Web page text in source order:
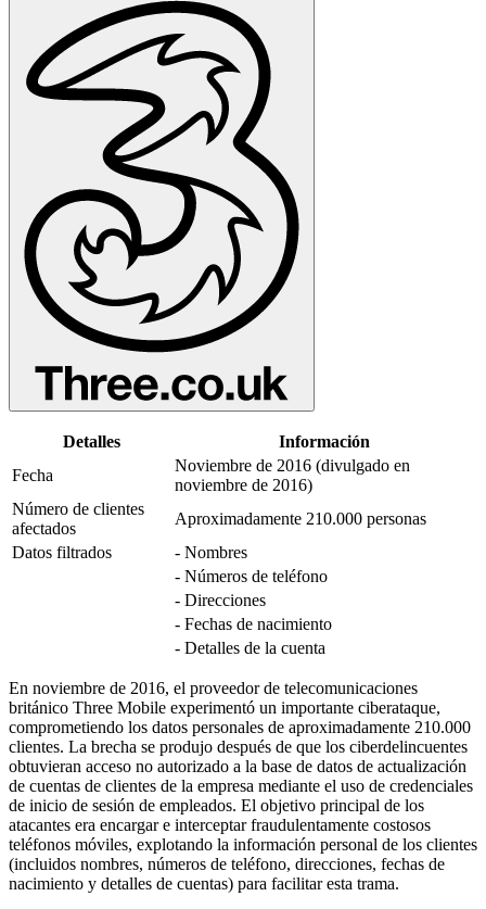
Detalles
Información
Fecha
Noviembre de 2016 (divulgado en
noviembre de 2016)
Número de clientes
afectados
Aproximadamente 210.000 personas
Datos filtrados
- Nombres
- Números de teléfono
- Direcciones
- Fechas de nacimiento
- Detalles de la cuenta
En noviembre de 2016, el proveedor de telecomunicaciones
británico Three Mobile experimentó un importante ciberataque,
comprometiendo los datos personales de aproximadamente 210.000
clientes. La brecha se produjo después de que los ciberdelincuentes
obtuvieran acceso no autorizado a la base de datos de actualización
de cuentas de clientes de la empresa mediante el uso de credenciales
de inicio de sesión de empleados. El objetivo principal de los
atacantes era encargar e interceptar fraudulentamente costosos
teléfonos móviles, explotando la información personal de los clientes
(incluidos nombres, números de teléfono, direcciones, fechas de
nacimiento y detalles de cuentas) para facilitar esta trama.